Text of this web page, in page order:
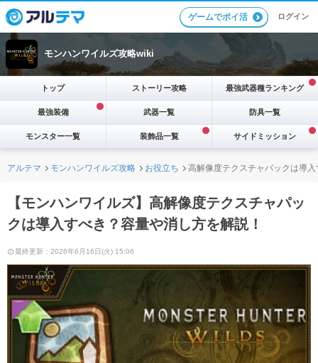
ゲームでポイ活 ログイン
モンハンワイルズ攻略wiki
トップ ストーリー攻略 最強武器種ランキング
最強装備 武器一覧 防具一覧
モンスター一覧 装飾品一覧 サイドミッション
アルテマ モンハンワイルズ攻略 お役立ち 高解像度テクスチャパックは導
【モンハンワイルズ】高解像度テクスチャパッ
クは導入すべき？容量や消し方を解説！
最終更新：2026年6月16日(火) 15:06